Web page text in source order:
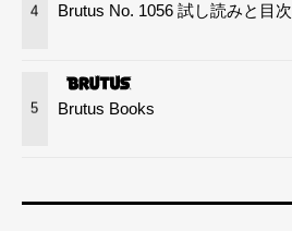
4 Brutus No. 1056 試し読みと目次
5 Brutus Books